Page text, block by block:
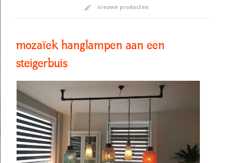
nieuwe producten
mozaïek hanglampen aan een
steigerbuis